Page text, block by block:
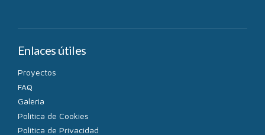
Enlaces útiles
Proyectos
FAQ
Galeria
Política de Cookies
Política de Privacidad